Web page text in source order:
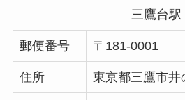
三鷹台駅
郵便番号 〒181-0001
住所 東京都三鷹市井